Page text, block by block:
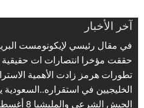
آخر الأخبار
في مقال رئيسي لإيكونومست
حققت مؤخرا انتصارات ات
تطورات هرمز زادت الأهمية
الخليجيين في
الجيش الشرعي والمليشيا 8 أغسطس، 2026